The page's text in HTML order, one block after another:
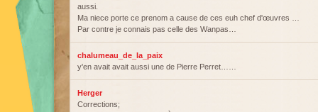
aussi.
Ma niece porte ce prenom a cause de ces euh chef d'œuvres …
Par contre je connais pas celle des Wanpas…
chalumeau_de_la_paix
y'en avait avait aussi une de Pierre Perret……
Herger
Corrections;